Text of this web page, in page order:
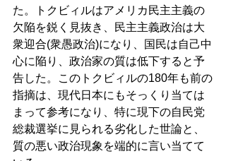
た。トクビィルはアメリカ民主主義の
欠陥を鋭く見抜き、民主主義政治は大
衆迎合(衆愚政治)になり、国民は自己中
心に陥り、政治家の質は低下すると予
告した。このトクビィルの180年も前の
指摘は、現代日本にもそっくり当ては
まって参考になり、特に現下の自民党
総裁選挙に見られる劣化した世論と、
質の悪い政治現象を端的に言い当てて